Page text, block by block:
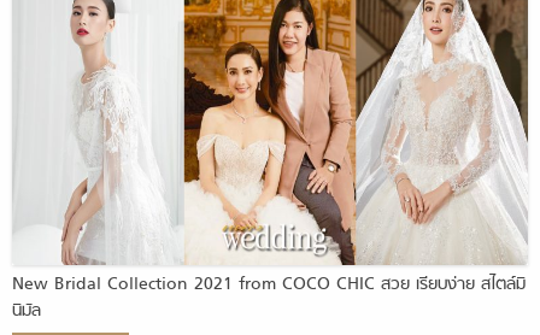
New Bridal Collection 2021 from COCO CHIC สวย เรียบง่าย สไตล์มิ
นิมัล